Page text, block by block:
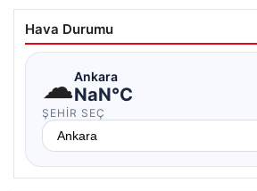
Hava Durumu
☁Ankara
NaN°C
ŞEHIR SEÇ